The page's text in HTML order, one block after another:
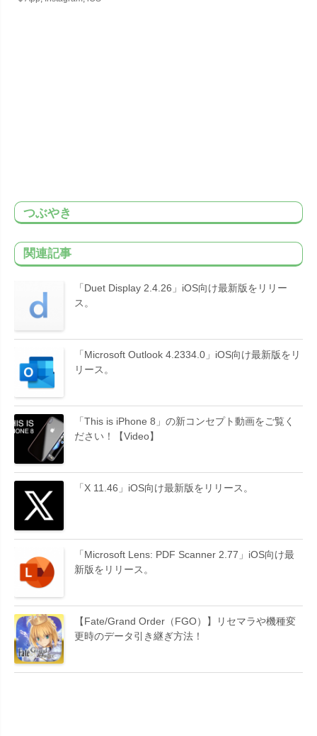
つぶやき
関連記事
「Duet Display 2.4.26」iOS向け最新版をリリー
ス。
「Microsoft Outlook 4.2334.0」iOS向け最新版をリ
リース。
「This is iPhone 8」の新コンセプト動画をご覧く
ださい！【Video】
「X 11.46」iOS向け最新版をリリース。
「Microsoft Lens: PDF Scanner 2.77」iOS向け最
新版をリリース。
【Fate/Grand Order（FGO）】リセマラや機種変
更時のデータ引き継ぎ方法！